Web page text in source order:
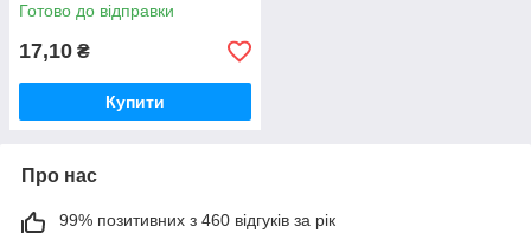
Готово до відправки
17,10 ₴
Купити
Про нас
99% позитивних з 460 відгуків за рік